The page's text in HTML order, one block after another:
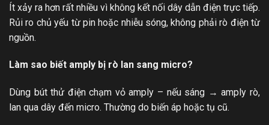
Ít xảy ra hơn rất nhiều vì không kết nối dây dẫn điện trực tiếp.
Rủi ro chủ yếu từ pin hoặc nhiễu sóng, không phải rò điện từ
nguồn.
Làm sao biết amply bị rò lan sang micro?
Dùng bút thử điện chạm vỏ amply – nếu sáng → amply rò,
lan qua dây đến micro. Thường do biến áp hoặc tụ cũ.